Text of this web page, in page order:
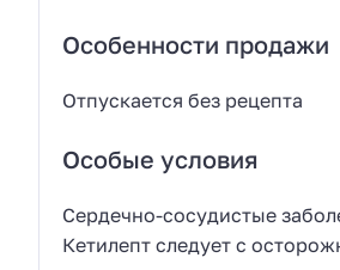
Особенности продажи
Отпускается без рецепта
Особые условия
Сердечно-сосудистые
Кетилепт следует с